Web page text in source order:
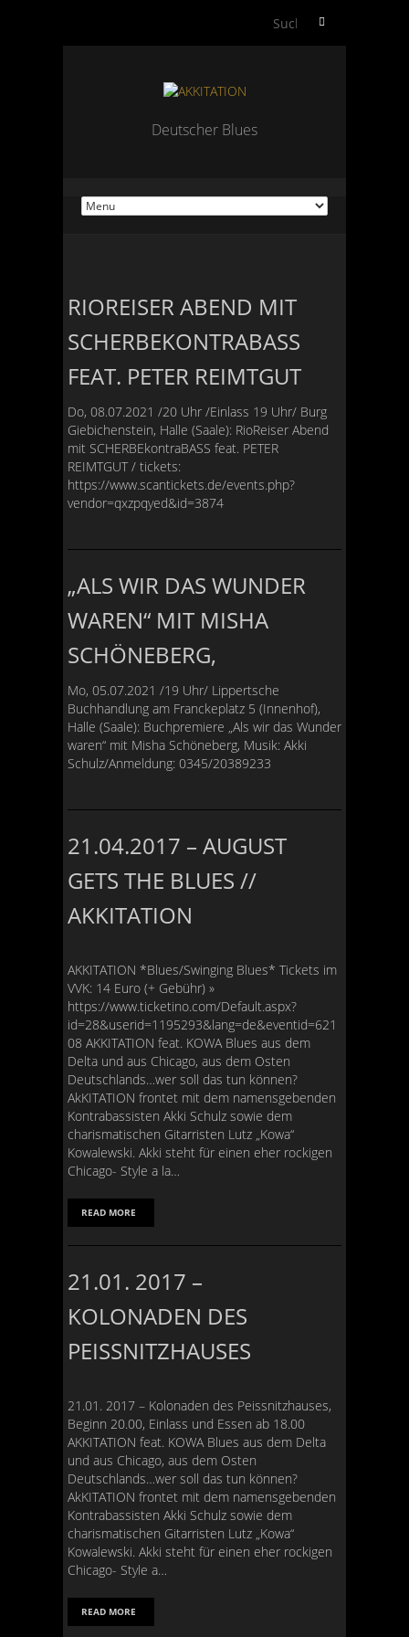
h
:
Deutscher Blues
RIOREISER ABEND MIT
SCHERBEKONTRABASS
FEAT. PETER REIMTGUT
Do, 08.07.2021 /20 Uhr /Einlass 19 Uhr/ Burg
Giebichenstein, Halle (Saale): RioReiser Abend
mit SCHERBEkontraBASS feat. PETER
REIMTGUT / tickets:
https://www.scantickets.de/events.php?
vendor=qxzpqyed&id=3874
„ALS WIR DAS WUNDER
WAREN“ MIT MISHA
SCHÖNEBERG,
Mo, 05.07.2021 /19 Uhr/ Lippertsche
Buchhandlung am Franckeplatz 5 (Innenhof),
Halle (Saale): Buchpremiere „Als wir das Wunder
waren“ mit Misha Schöneberg, Musik: Akki
Schulz/Anmeldung: 0345/20389233
21.04.2017 – AUGUST
GETS THE BLUES //
AKKITATION
AKKITATION *Blues/Swinging Blues* Tickets im
VVK: 14 Euro (+ Gebühr) »
https://www.ticketino.com/Default.aspx?
id=28&userid=1195293&lang=de&eventid=621
08 AKKITATION feat. KOWA Blues aus dem
Delta und aus Chicago, aus dem Osten
Deutschlands…wer soll das tun können?
AkKITATION frontet mit dem namensgebenden
Kontrabassisten Akki Schulz sowie dem
charismatischen Gitarristen Lutz „Kowa“
Kowalewski. Akki steht für einen eher rockigen
Chicago- Style a la…
READ MORE
21.01. 2017 –
KOLONADEN DES
PEISSNITZHAUSES
21.01. 2017 – Kolonaden des Peissnitzhauses,
Beginn 20.00, Einlass und Essen ab 18.00
AKKITATION feat. KOWA Blues aus dem Delta
und aus Chicago, aus dem Osten
Deutschlands…wer soll das tun können?
AkKITATION frontet mit dem namensgebenden
Kontrabassisten Akki Schulz sowie dem
charismatischen Gitarristen Lutz „Kowa“
Kowalewski. Akki steht für einen eher rockigen
Chicago- Style a…
READ MORE